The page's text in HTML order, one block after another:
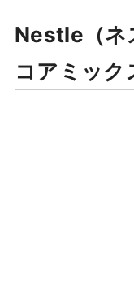
Nestle（ネ
コアミック